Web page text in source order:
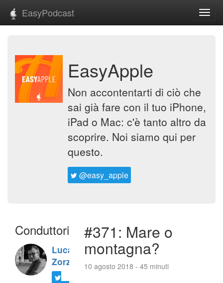
EasyPodcast
EasyApple
Non accontentarti di ciò che
sai già fare con il tuo iPhone,
iPad o Mac: c'è tanto altro da
scoprire. Noi siamo qui per
questo.
@easy_apple
Conduttori
Luca
Zorzi
#371: Mare o
montagna?
10 agosto 2018 - 45 minuti